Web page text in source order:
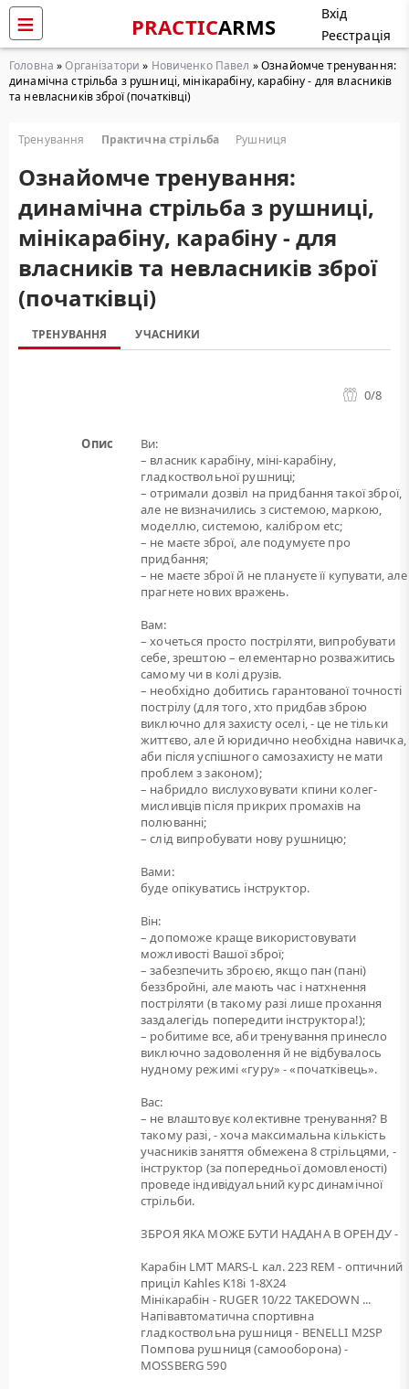
PRACTICARMS
Вхід
Реєстрація
Головна »Організатори » Новиченко Павел » Ознайомче тренування:
динамічна стрільба з рушниці, мінікарабіну, карабіну - для власників
та невласників зброї (початківці)
Тренування Практична стрільба Рушниця
Ознайомче тренування:
динамічна стрільба з рушниці,
мінікарабіну, карабіну - для
власників та невласників зброї
(початківці)
ТРЕНУВАННЯ УЧАСНИКИ
0/8
Опис
Ви:
– власник карабіну, міні-карабіну,
гладкоствольної рушниці;
– отримали дозвіл на придбання такої зброї,
але не визначились з системою, маркою,
моделлю, системою, калібром etc;
– не маєте зброї, але подумуєте про
придбання;
– не маєте зброї й не плануєте її купувати, але
прагнете нових вражень.
Вам:
– хочеться просто постріляти, випробувати
себе, зрештою – елементарно розважитись
самому чи в колі друзів.
– необхідно добитись гарантованої точності
пострілу (для того, хто придбав зброю
виключно для захисту оселі, - це не тільки
життєво, але й юридично необхідна навичка,
аби після успішного самозахисту не мати
проблем з законом);
– набридло вислуховувати кпини колег-
мисливців після прикрих промахів на
полюванні;
– слід випробувати нову рушницю;
Вами:
буде опікуватись інструктор.
Він:
– допоможе краще використовувати
можливості Вашої зброї;
– забезпечить зброєю, якщо пан (пані)
беззбройні, але мають час і натхнення
постріляти (в такому разі лише прохання
заздалегідь попередити інструктора!);
– робитиме все, аби тренування принесло
виключно задоволення й не відбувалось
нудному режимі «гуру» - «початківець».
Вас:
– не влаштовує колективне тренування? В
такому разі, - хоча максимальна кількість
учасників заняття обмежена 8 стрільцями, -
інструктор (за попередньої домовленості)
проведе індивідуальний курс динамічної
стрільби.
ЗБРОЯ ЯКА МОЖЕ БУТИ НАДАНА В ОРЕНДУ -
Карабін LMT MARS-L кал. 223 REM - оптичний
приціл Kahles K18i 1-8X24
Мінікарабін - RUGER 10/22 TAKEDOWN ...
Напівавтоматична спортивна
гладкоствольна рушниця - BENELLI M2SP
Помпова рушниця (самооборона) -
MOSSBERG 590